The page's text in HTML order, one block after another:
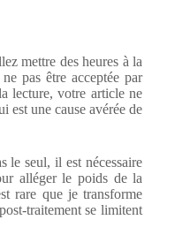
mettre des heures à la
pas être acceptée par
lecture, votre article ne
est une cause avérée de
le seul, il est nécessaire
alléger le poids de la
rare que je transforme
traitement se limitent